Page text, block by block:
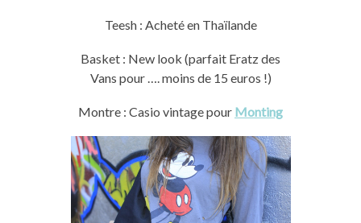
Teesh : Acheté en Thaïlande
Basket : New look (parfait Eratz des
Vans pour …. moins de 15 euros !)
Montre : Casio vintage pour Monting